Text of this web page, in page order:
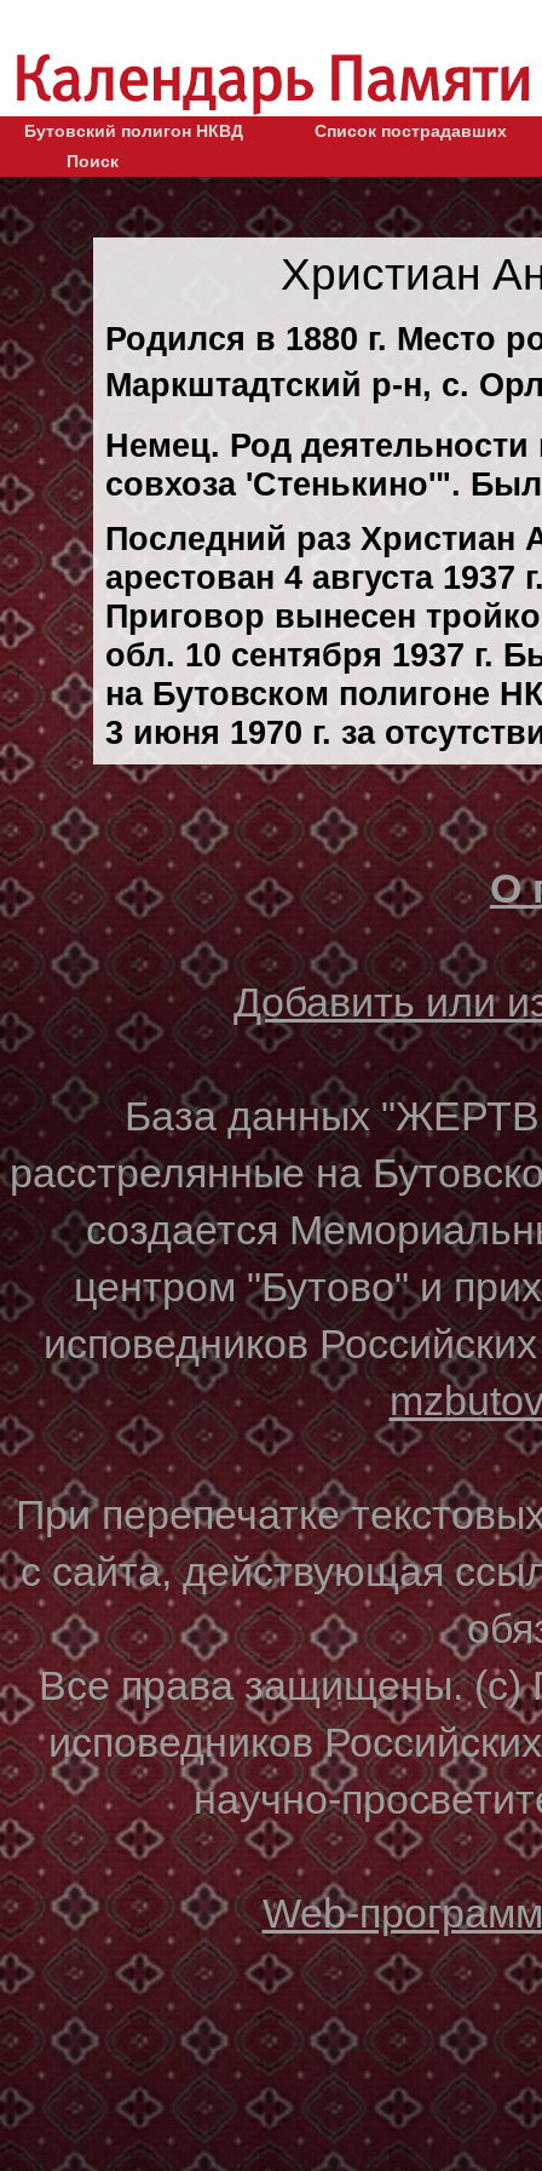
Бутовский полигон НКВД
Список пострадавших
Поиск
Христиан
Родился в 1880 г. Место
Маркштадтский р-н, с.
Немец. Род
совхоза 'Стенькино'".
Последний раз Христиан
арестован 4 августа 1937
Приговор вынесен
обл. 10 сентября 1937 г.
на Бутовском полигоне
3 июня 1970 г. за
О
Добавить или
База данных
расстрелянные на
создается
центром "Бутово" и
исповедников
При перепечатке
с сайта, действующая
Все права защищены. (с)
исповедников
научно-
Web-